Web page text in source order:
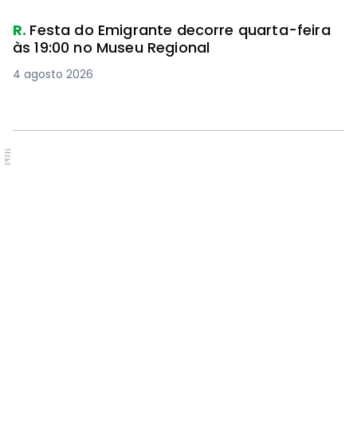
R. Festa do Emigrante decorre quarta-feira
às 19:00 no Museu Regional
4 agosto 2026
PUB.